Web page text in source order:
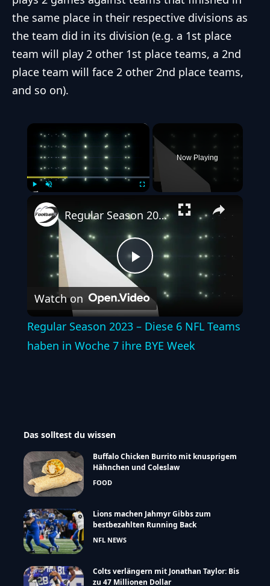
the same place in their respective divisions as
the team did in its division (e.g. a 1st place
team will play 2 other 1st place teams, a 2nd
place team will face 2 other 2nd place teams,
and so on).
×
Now Playing
Play
Video
Regular Season 2023 – Diese 6 NFL Teams haben in Woche 7 ihre BYE Week
Watch on
Regular Season 2023 – Diese 6 NFL Teams
haben in Woche 7 ihre BYE Week
Das solltest du wissen
Buffalo Chicken Burrito mit knusprigem
Hähnchen und Coleslaw
FOOD
Lions machen Jahmyr Gibbs zum
bestbezahlten Running Back
NFL NEWS
Colts verlängern mit Jonathan Taylor: Bis
zu 47 Millionen Dollar